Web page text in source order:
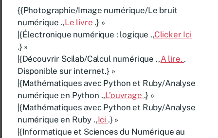
{{Photographie/Image numérique/Le bruit
numérique .,Le livre .} »
|{Électronique numérique : logique .,Clicker Ici
.} »
|{Découvrir Scilab/Calcul numérique .,A lire. .
Disponible sur internet.} »
|{Mathématiques avec Python et Ruby/Analyse
numérique en Python .,L’ouvrage .} »
|{Mathématiques avec Python et Ruby/Analyse
numérique en Ruby .,Ici .} »
|{Informatique et Sciences du Numérique au